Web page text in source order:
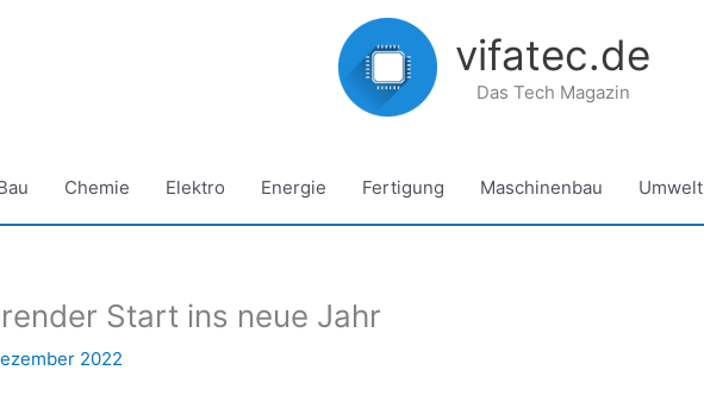
vifatec.de
Das Tech Magazin
Chemie Elektro Energie Fertigung Maschinenbau Umwelt
Start ins neue Jahr
2022